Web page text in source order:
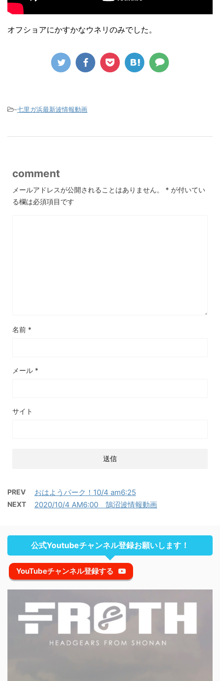
オフショアにかすかなウネリのみでした。
-七里ガ浜最新波情報動画
comment
メールアドレスが公開されることはありません。 * が付いてい
る欄は必須項目です
名前 *
メール *
サイト
PREV おはようパーク！10/4 am6:25
NEXT 2020/10/4 AM6:00 鵠沼波情報動画
公式Youtubeチャンネル登録お願いします！
YouTubeチャンネル登録する